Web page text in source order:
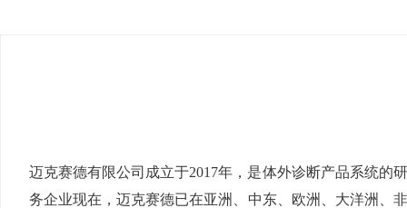
迈克赛德有限公司成立于2017年，是体外诊断产品系统的
务企业现在，迈克赛德已在亚洲、中东、欧洲、大洋洲、